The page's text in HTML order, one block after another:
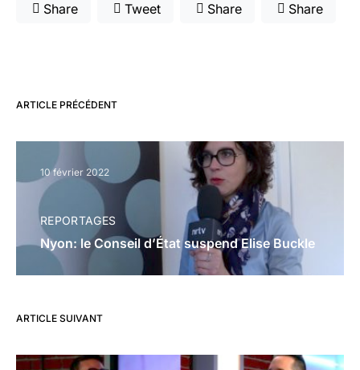
Share Tweet Share Share
ARTICLE PRÉCÉDENT
10 février 2022
REPORTAGES
Nyon: le Conseil d’État suspend Elise Buckle
ARTICLE SUIVANT